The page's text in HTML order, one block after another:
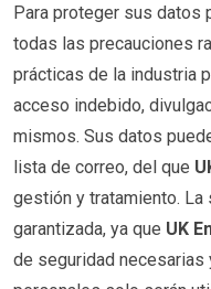
Para proteger sus datos
todas las precauciones
prácticas de la industria
acceso indebido,
mismos. Sus datos
lista de correo, del que
gestión y tratamiento.
garantizada, ya que UK
de seguridad